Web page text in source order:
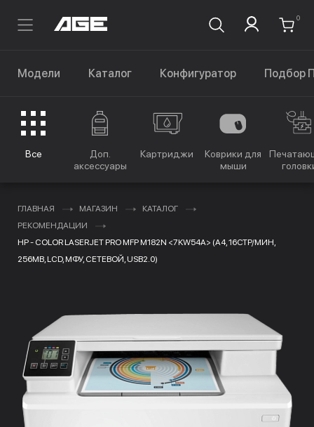
0
Модели Каталог Конфигуратор Подбор
Все
Доп.
аксессуары
Картриджи
Коврики для
мыши
ГЛАВНАЯ МАГАЗИН
КАТАЛОГ
РЕКОМЕНДАЦИИ
HP - COLOR LASERJET PRO MFP M182N <7KW54A> (A4, 16СТР/МИН,
256MB, LCD, МФУ, СЕТЕВОЙ, USB2.0)